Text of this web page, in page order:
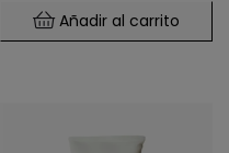
Añadir al carrito